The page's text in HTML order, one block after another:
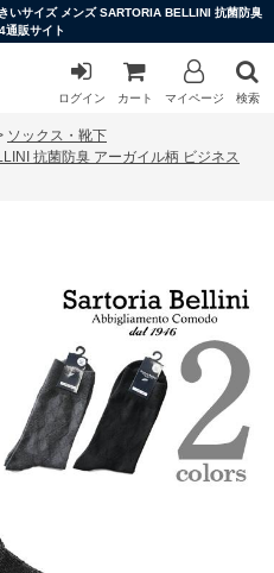
いサイズ メンズ SARTORIA BELLINI 抗菌防臭
通販サイト
ログイン カート マイページ 検索
ソックス・靴下
抗菌防臭 アーガイル柄 ビジネス